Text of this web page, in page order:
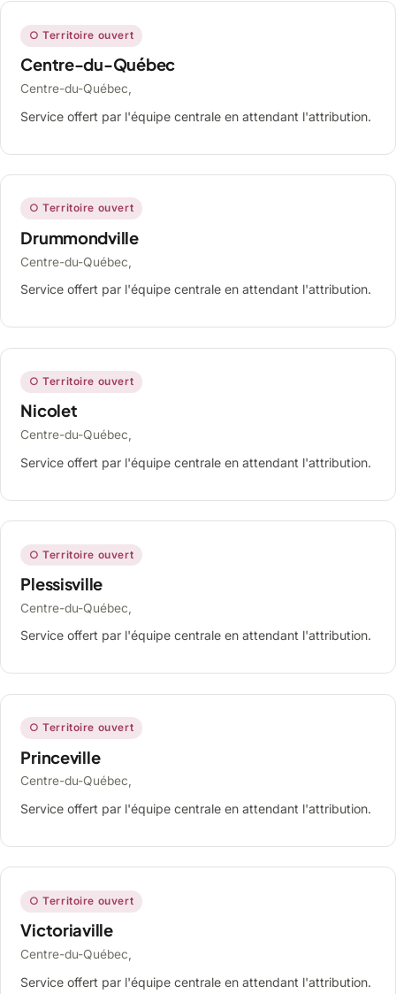
○ Territoire ouvert
Centre-du-Québec
Centre-du-Québec,
Service offert par l'équipe centrale en attendant l'attribution.
○ Territoire ouvert
Drummondville
Centre-du-Québec,
Service offert par l'équipe centrale en attendant l'attribution.
○ Territoire ouvert
Nicolet
Centre-du-Québec,
Service offert par l'équipe centrale en attendant l'attribution.
○ Territoire ouvert
Plessisville
Centre-du-Québec,
Service offert par l'équipe centrale en attendant l'attribution.
○ Territoire ouvert
Princeville
Centre-du-Québec,
Service offert par l'équipe centrale en attendant l'attribution.
○ Territoire ouvert
Victoriaville
Centre-du-Québec,
Service offert par l'équipe centrale en attendant l'attribution.